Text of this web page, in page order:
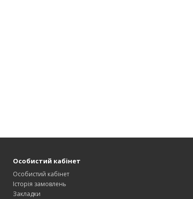
Особистий кабінет
Особистий кабінет
Історія замовлень
Закладки